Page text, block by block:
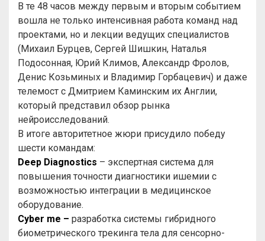
В те 48 часов между первым и вторым событием
вошла не только интенсивная работа команд над
проектами, но и лекции ведущих специалистов
(Михаил Бурцев, Сергей Шишкин, Наталья
Подосонная, Юрий Климов, Александр Фролов,
Денис Козьминых и Владимир Горбацевич) и даже
телемост с Дмитрием Каминским их Англии,
который представил обзор рынка
нейроисследований.
В итоге авторитетное жюри присудило победу
шести командам:
Deep Diagnostics – экспертная система для
повышения точности диагностики ишемии с
возможностью интеграции в медицинское
оборудование.
Cyber me – разработка системы гибридного
биометрического трекинга тела для сенсорно-